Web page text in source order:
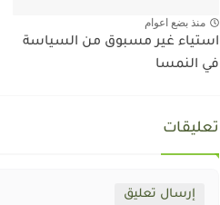
منذ بضع اعوام
استياء غير مسبوق من السياسة
في النمسا
تعليقات
إرسال تعليق